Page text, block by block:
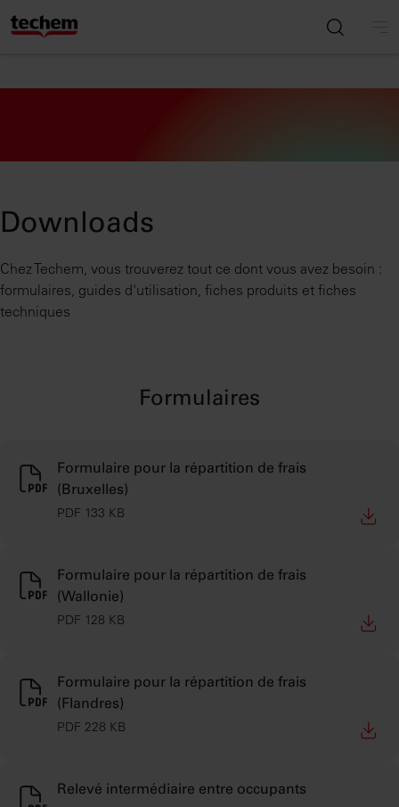
Downloads
Chez Techem, vous trouverez tout ce dont vous avez besoin :
formulaires, guides d'utilisation, fiches produits et fiches
techniques
Formulaires
Formulaire pour la répartition de frais
(Bruxelles)
PDF 133 KB
Formulaire pour la répartition de frais
(Wallonie)
PDF 128 KB
Formulaire pour la répartition de frais
(Flandres)
PDF 228 KB
Relevé intermédiaire entre occupants